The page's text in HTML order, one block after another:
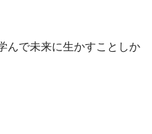
んで未来に生かすことしか